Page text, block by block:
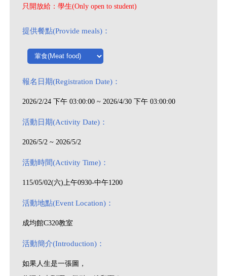
只開放給：學生(Only open to student)
提供餐點(Provide meals)：
報名日期(Registration Date)：
2026/2/24 下午 03:00:00 ~ 2026/4/30 下午 03:00:00
活動日期(Activity Date)：
2026/5/2 ~ 2026/5/2
活動時間(Activity Time)：
115/05/02(六)上午0930-中午1200
活動地點(Event Location)：
成均館C320教室
活動簡介(Introduction)：
如果人生是一張圖，